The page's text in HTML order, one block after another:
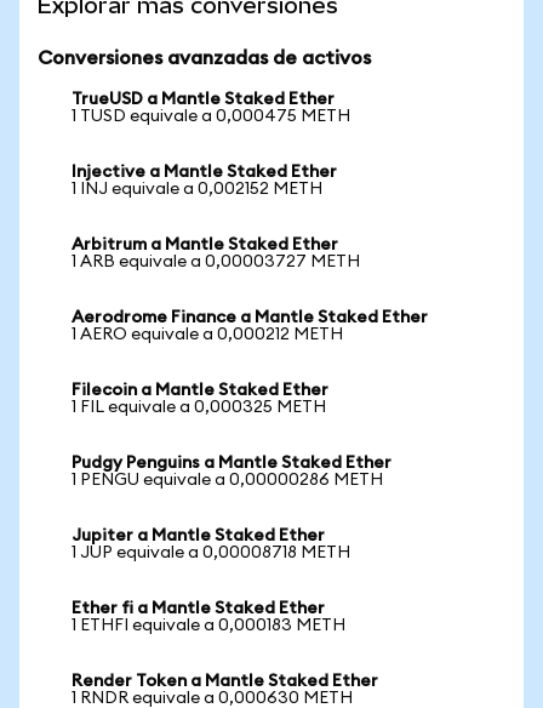
Explorar más conversiones
Conversiones avanzadas de activos
TrueUSD a Mantle Staked Ether
1 TUSD equivale a 0,000475 METH
Injective a Mantle Staked Ether
1 INJ equivale a 0,002152 METH
Arbitrum a Mantle Staked Ether
1 ARB equivale a 0,00003727 METH
Aerodrome Finance a Mantle Staked Ether
1 AERO equivale a 0,000212 METH
Filecoin a Mantle Staked Ether
1 FIL equivale a 0,000325 METH
Pudgy Penguins a Mantle Staked Ether
1 PENGU equivale a 0,00000286 METH
Jupiter a Mantle Staked Ether
1 JUP equivale a 0,00008718 METH
Ether fi a Mantle Staked Ether
1 ETHFI equivale a 0,000183 METH
Render Token a Mantle Staked Ether
1 RNDR equivale a 0,000630 METH